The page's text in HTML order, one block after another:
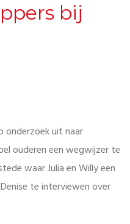
bij
onderzoek uit naar
ouderen een wegwijzer te
waar Julia en Willy een
te interviewen over